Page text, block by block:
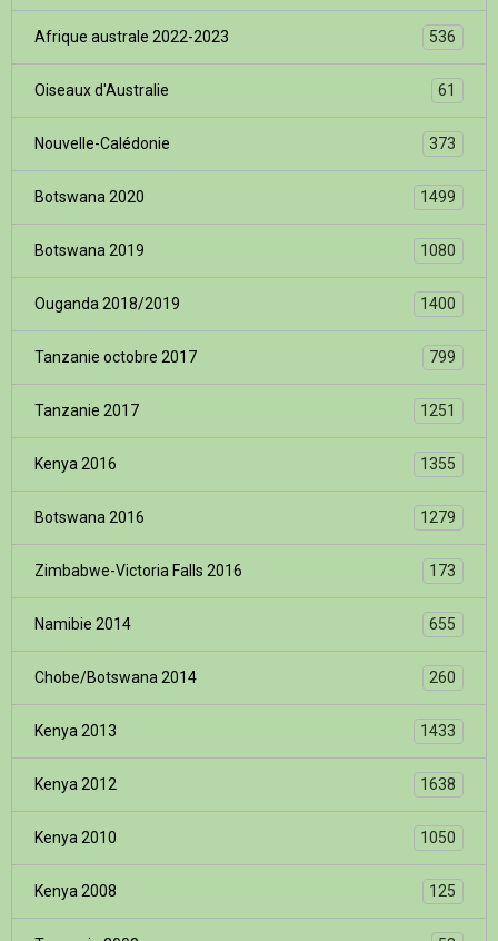
Afrique australe 2022-2023 536
Oiseaux d'Australie 61
Nouvelle-Calédonie 373
Botswana 2020 1499
Botswana 2019 1080
Ouganda 2018/2019 1400
Tanzanie octobre 2017 799
Tanzanie 2017 1251
Kenya 2016 1355
Botswana 2016 1279
Zimbabwe-Victoria Falls 2016 173
Namibie 2014 655
Chobe/Botswana 2014 260
Kenya 2013 1433
Kenya 2012 1638
Kenya 2010 1050
Kenya 2008 125